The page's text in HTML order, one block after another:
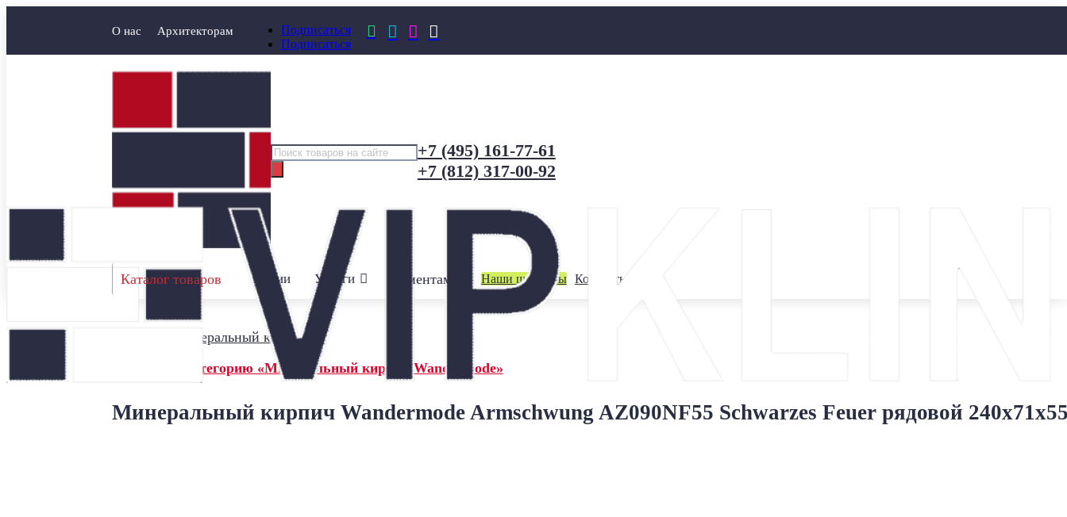
О нас Архитекторам
Подписаться
Подписаться
   
Поиск
товаров
+7 (495) 161-77-61
+7 (812) 317-00-92
Каталог товаров Акции Услуги Клиентам Наши шоурумы Контакты
Минеральный кирпич
← Назад в категорию «Минеральный кирпич Wandermode»
Минеральный кирпич Wandermode Armschwung AZ090NF55 Schwarzes Feuer рядовой